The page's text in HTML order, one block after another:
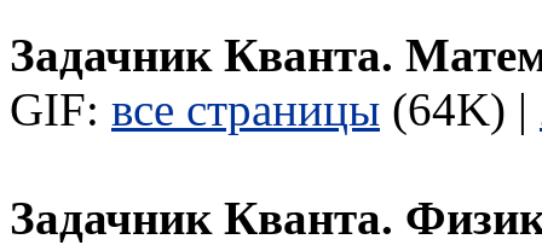
Задачник Кванта.
GIF: все страницы (64K) |
Задачник Кванта.